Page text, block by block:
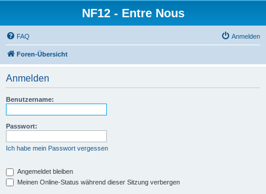
NF12 - Entre Nous
FAQ Anmelden
Foren-Übersicht
Anmelden
Benutzername:
Passwort:
Ich habe mein Passwort vergessen
Angemeldet bleiben
Meinen Online-Status während dieser Sitzung verbergen